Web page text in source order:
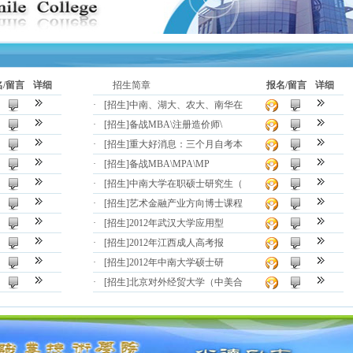
/留言 详细 招生简章 报名/留言
详细
·
[招生]中南、湖大、农大、南华在
·
[招生]备战MBA\注册造价师\
·
[招生]重大好消息：三个月自考本
·
[招生]备战MBA\MPA\MP
·
[招生]中南大学在职硕士研究生（
·
[招生]艺术金融产业方向博士课程
·
[招生]2012年武汉大学应用型
·
[招生]2012年江西成人高考报
·
[招生]2012年中南大学硕士研
·
[招生]北京对外经贸大学（中美合